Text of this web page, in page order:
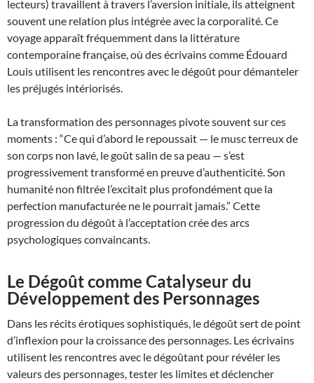
lecteurs) travaillent à travers l’aversion initiale, ils atteignent
souvent une relation plus intégrée avec la corporalité. Ce
voyage apparaît fréquemment dans la littérature
contemporaine française, où des écrivains comme Édouard
Louis utilisent les rencontres avec le dégoût pour démanteler
les préjugés intériorisés.
La transformation des personnages pivote souvent sur ces
moments : “Ce qui d’abord le repoussait — le musc terreux de
son corps non lavé, le goût salin de sa peau — s’est
progressivement transformé en preuve d’authenticité. Son
humanité non filtrée l’excitait plus profondément que la
perfection manufacturée ne le pourrait jamais.” Cette
progression du dégoût à l’acceptation crée des arcs
psychologiques convaincants.
Le Dégoût comme Catalyseur du
Développement des Personnages
Dans les récits érotiques sophistiqués, le dégoût sert de point
d’inflexion pour la croissance des personnages. Les écrivains
utilisent les rencontres avec le dégoûtant pour révéler les
valeurs des personnages, tester les limites et déclencher